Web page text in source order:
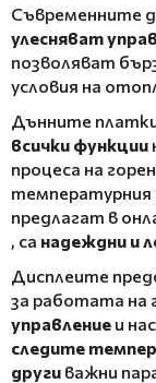
Съвременните
улесняват
позволяват
условия на
Дънните
всички функции
процеса на
предлагат в
, са надеждни и
Дисплеите
за работата на
управление и
следите
други важни